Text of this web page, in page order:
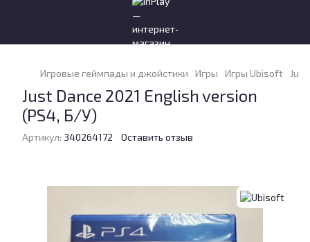
Игровые геймпады и джойстики Игры Игры Ubisoft
Just Dance 2021 English version
(PS4, Б/У)
Артикул: 340264172 Оставить отзыв